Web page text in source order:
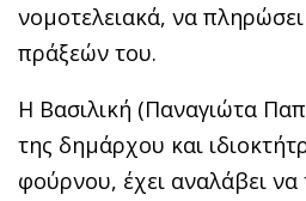
νομοτελειακά, να
πράξεών του.
H Βασιλική (Παναγιώτα
της δημάρχου και
φούρνου, έχει αναλάβει να